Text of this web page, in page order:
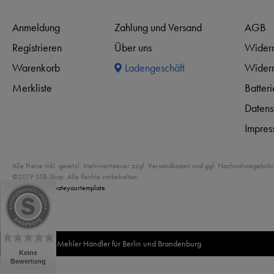
Anmeldung
Registrieren
Warenkorb
Merkliste
Zahlung und Versand
Über uns
Ladengeschäft
AGB
Alle Preise inkl. gesetzl. Mehrwertsteuer zzgl. Versandkosten und ggf.
©2019 SSB-Shop. Alle Rechte vorbehalten.
Powered by
createyourtemplate
Offizieller Mehler Händler für Berlin und Brandenburg
Keine
Bewertung